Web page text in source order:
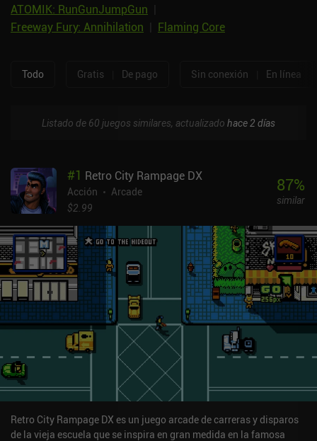
ATOMIK: RunGunJumpGun
Freeway Fury: Annihilation
Flaming Core
Todo Gratis De pago Sin conexión En línea
Listado de 60 juegos similares, actualizado hace 2 días
#1 Retro City Rampage DX
Acción
Arcade
$2.99
87%
similar
Retro City Rampage DX es un juego arcade de carreras y disparos
de la vieja escuela que se inspira en gran medida en la famosa